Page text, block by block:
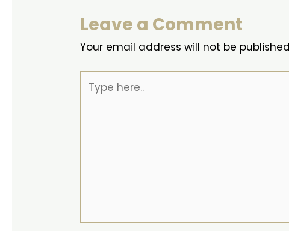
Leave a Comment
Your email address will not be
here..